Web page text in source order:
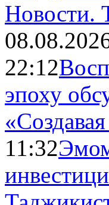
Новости.
22:12
эпоху
11:32